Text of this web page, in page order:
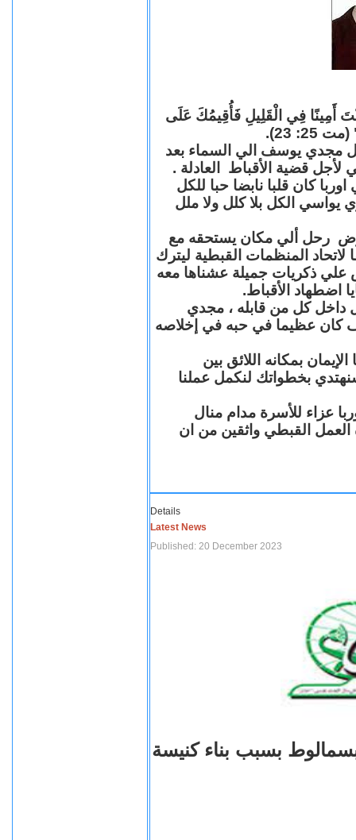
أَمِينًا فِي الْقَلِيلِ فَأُقِيمُكَ عَلَى
23).
مجدي يوسف الي السماء بعد
قضية الأقباط العادلة .
كان قلبا نابضا حبا للكل
يواسي الكل بلا كلل ولا ملل
رحل ألي مكان يستحقه مع
المنظمات القبطية ليترك
علي ذكريات جميلة عشناها معه
اضطهاد الأقباط.
داخل كل من قابله ، مجدي
عظيما في حبه في إخلاصه
بمكانه اللائق بين
بخطواتك لنكمل عملنا
عزاء للأسرة مدام منال
العمل القبطي واثقين من ان
Details
Latest News
Published: 20 December 2023
بسبب بناء كنيسة